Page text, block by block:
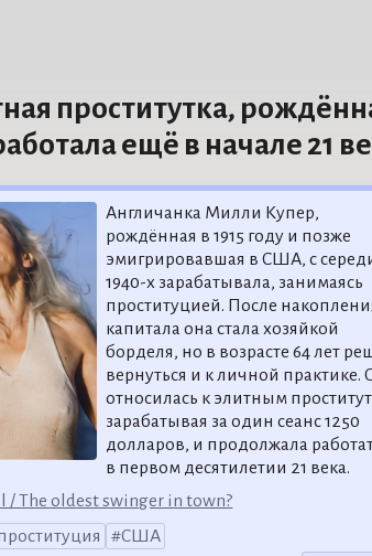
проститутка,
ещё в начале 21
Англичанка Милли Купер,
рождённая в 1915 году и позже
эмигрировавшая в США, с
1940-х зарабатывала, занимаясь
проституцией. После
капитала она стала хозяйкой
борделя, но в возрасте 64 лет
вернуться и к личной практике.
относилась к элитным
зарабатывая за один сеанс 1250
долларов, и продолжала
в первом десятилетии 21 века.
/ The oldest swinger in town?
США